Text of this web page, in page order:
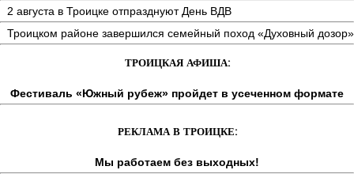
2 августа в Троицке отпразднуют День ВДВ
Троицком районе завершился семейный поход «Духовный дозор»
ТРОИЦКАЯ АФИША:
Фестиваль «Южный рубеж» пройдет в усеченном формате
РЕКЛАМА В ТРОИЦКЕ:
Мы работаем без выходных!